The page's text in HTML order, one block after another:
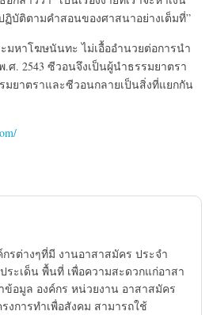
ฏิบัติตามคำสอนของศาสนาอย่างเต็มที่”
มหาโฆษนันทะ ไม่เอื้ออำนวยต่อการนำ
ศ. 2543 ซีวอนจึงเป็นผู้นำธรรมยาตรา
ยาตราและซีวอนกลายเป็นสิ่งที่แยกกัน
รต่างๆที่มี งานอาสาสมัคร ประจำ
ะเด็น พื้นที่ เพื่อความสะดวกแก่อาสา
อมูล องค์กร หน่วยงาน อาสาสมัคร
งการทำเพื่อสังคม สามารถใช้